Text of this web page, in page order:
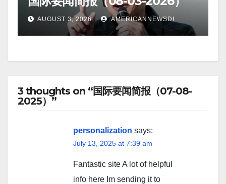
AUGUST 3, 2026 AMERICANNEWSDI
3 thoughts on “国际要闻简报（07-08-
2025）”
personalization says:
July 13, 2025 at 7:39 am
Fantastic site A lot of helpful
info here Im sending it to